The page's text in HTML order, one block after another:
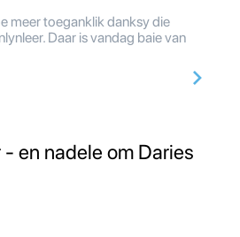
meer toeganklik danksy die
Daar is vandag baie van
en nadele om Daries